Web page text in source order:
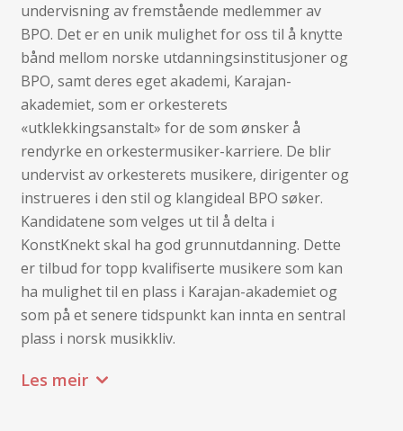
undervisning av fremstående medlemmer av
BPO. Det er en unik mulighet for oss til å knytte
bånd mellom norske utdanningsinstitusjoner og
BPO, samt deres eget akademi, Karajan-
akademiet, som er orkesterets
«utklekkingsanstalt» for de som ønsker å
rendyrke en orkestermusiker-karriere. De blir
undervist av orkesterets musikere, dirigenter og
instrueres i den stil og klangideal BPO søker.
Kandidatene som velges ut til å delta i
KonstKnekt skal ha god grunnutdanning. Dette
er tilbud for topp kvalifiserte musikere som kan
ha mulighet til en plass i Karajan-akademiet og
som på et senere tidspunkt kan innta en sentral
plass i norsk musikkliv.
Les meir